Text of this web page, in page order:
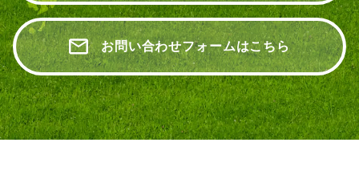
お問い合わせフォームはこちら